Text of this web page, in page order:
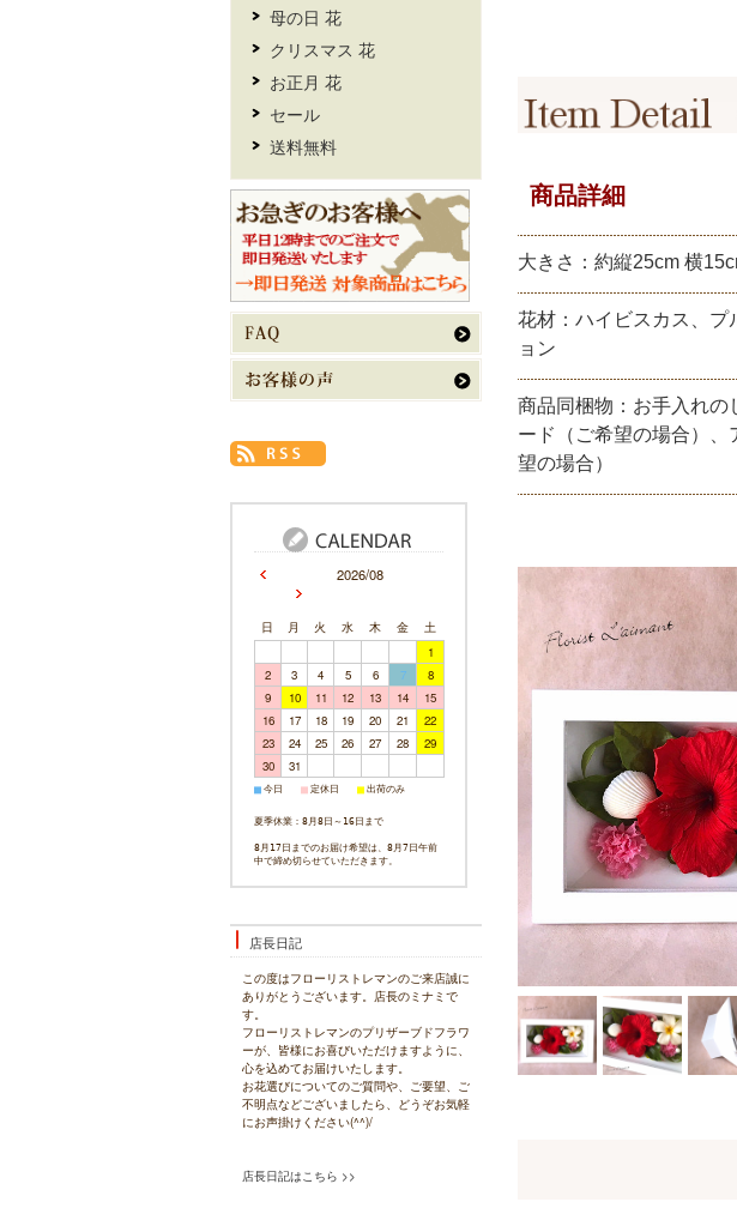
商品詳細
大きさ：約縦25cm 横
花材：ハイビスカス、プ
ョン
商品同梱物：お手入れの
ード（ご希望の場合）、
望の場合）
母の日 花
クリスマス 花
お正月 花
セール
送料無料
2026/08
日 月 火 水 木 金
土
1
2
3 4 5 6 7
8
9
10 11 12 13 14
15
16
17 18 19 20 21
22
23
24 25 26 27 28
29
30
31
■ 今日 ■ 定休日 ■ 出荷のみ
夏季休業：8月8日～16日まで
8月17日までのお届け希望は、8月7日午前
中で締め切らせていただきます。
店長日記
この度はフローリストレマンのご来店誠に
ありがとうございます。店長のミナミで
す。
フローリストレマンのプリザーブドフラワ
ーが、皆様にお喜びいただけますように、
心を込めてお届けいたします。
お花選びについてのご質問や、ご要望、ご
不明点などございましたら、どうぞお気軽
にお声掛けください(^^)/
店長日記はこちら >>